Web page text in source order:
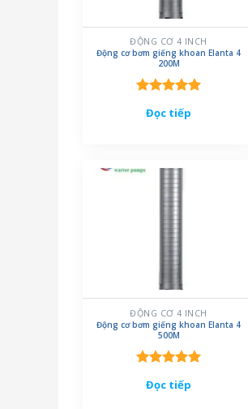
ĐỘNG CƠ 4 INCH
Động cơ bơm giếng khoan Elanta 4
200M
hạng 5.00
Đọc tiếp
ĐỘNG CƠ 4 INCH
Động cơ bơm giếng khoan Elanta 4
500M
hạng 5.00
Đọc tiếp